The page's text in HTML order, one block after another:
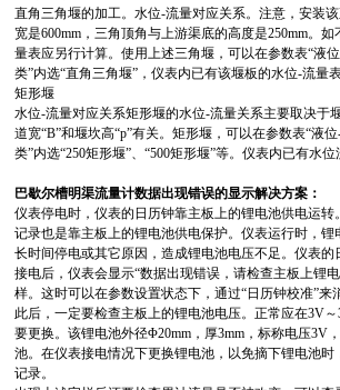
直角三角堰的加工。水位-流量对应关系。注意，安装
宽是600mm，三角顶角与上游渠底的高度是250mm。
量表应另行计算。使用上述三角堰，可以在参数表“液
类”内选“直角三角堰”，仪表内已有该堰板的水位-流量表
矩形堰
水位-流量对应关系矩形堰的水位-流量关系主要取决于
道宽“B”和堰坎高“p”有关。矩形堰，可以在参数表“液
类”内选“250矩形堰”、“500矩形堰”等。仪表内已有水位
巴歇尔槽明渠流量计数据出现错误的显示解决方案：
仪表停电时，仪表的日历钟靠主板上的锂电池供电运转
记录也是靠主板上的锂电池供电保护。仪表运行时，
长时间停电或其它原因，造成锂电池电压不足。仪表的
接电后，仪表会显示“数据出现错误，请检查主板上锂
样。这时可以在参数设置状态下，通过“日历钟校准”来
此后，一定要检查主板上的锂电池电压。正常应在3V
要更换。该锂电池外径Φ20mm，厚3mm，标称电压3V
池。在仪表接电情况下更换锂电池，以免摘下锂电池时
记录。